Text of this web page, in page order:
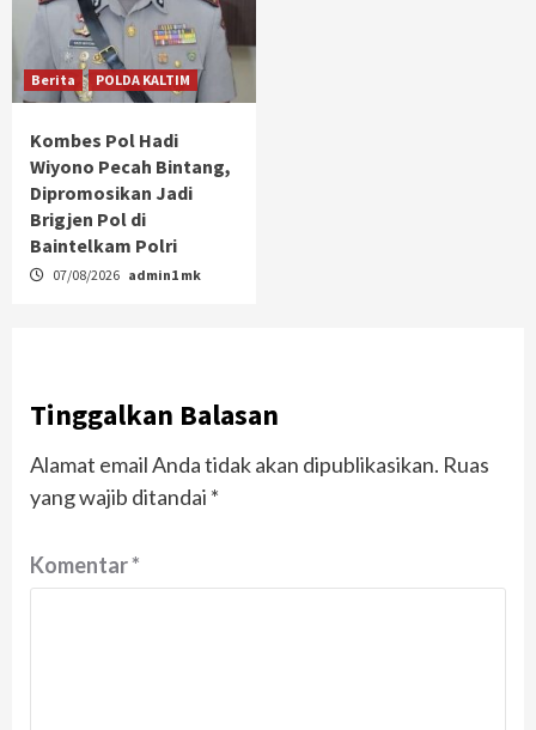
Berita POLDA KALTIM
Kombes Pol Hadi
Wiyono Pecah Bintang,
Dipromosikan Jadi
Brigjen Pol di
Baintelkam Polri
07/08/2026 admin1 mk
Tinggalkan Balasan
Alamat email Anda tidak akan dipublikasikan. Ruas
yang wajib ditandai *
Komentar*